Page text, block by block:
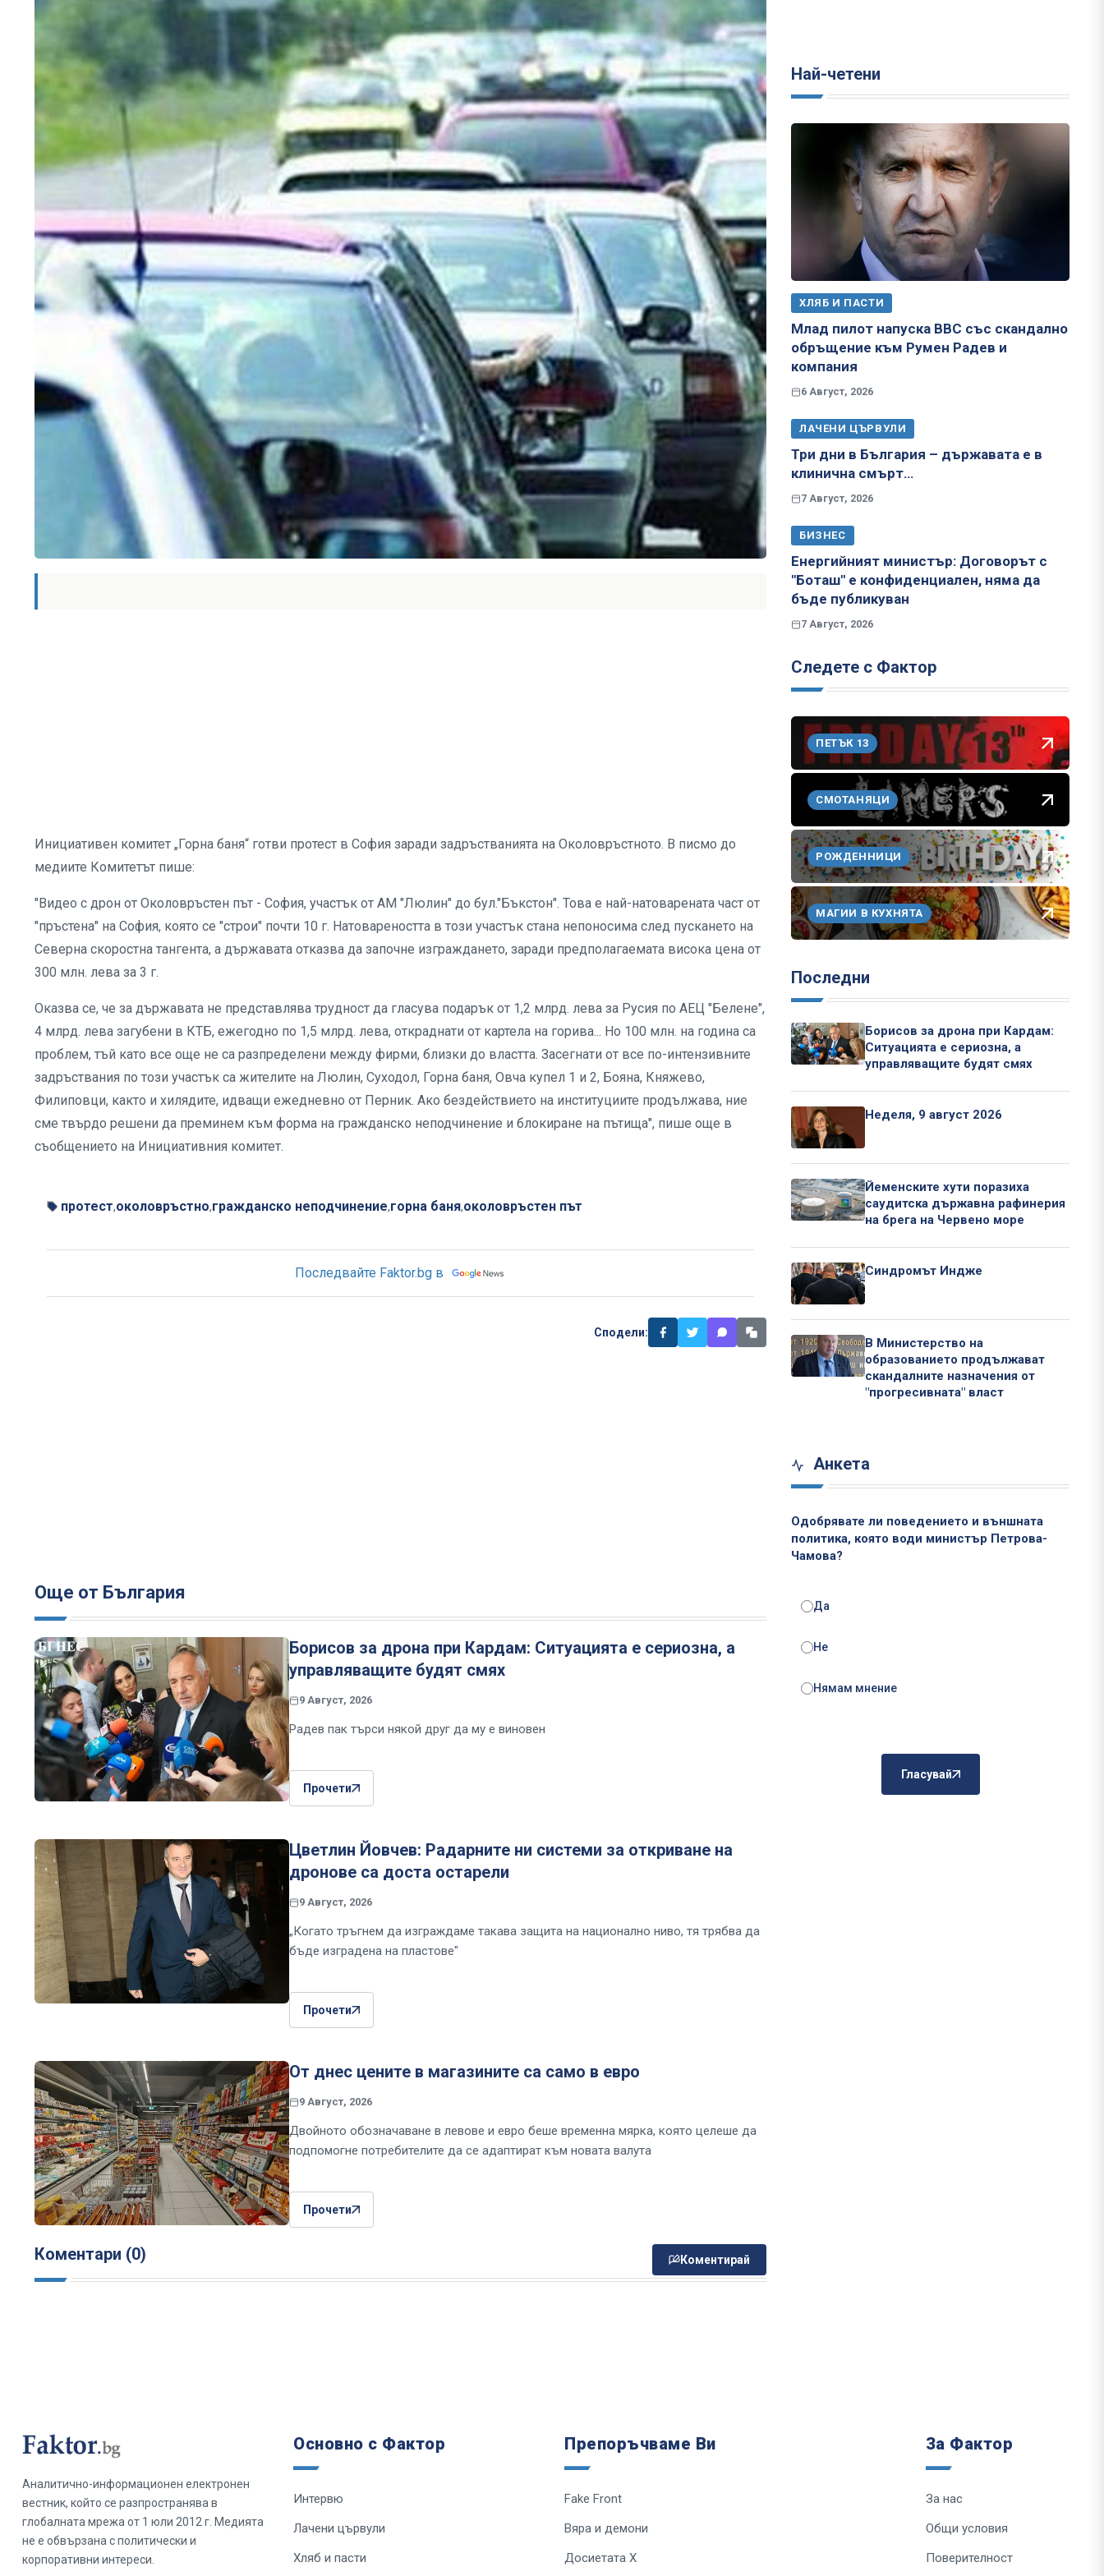
Инициативен комитет „Горна баня“ готви протест в София заради задръстванията на Околовръстното. В писмо до
медиите Комитетът пише:
"Видео с дрон от Околовръстен път - София, участък от АМ "Люлин" до бул."Бъкстон". Това е най-натоварената част от
"пръстена" на София, която се "строи" почти 10 г. Натовареността в този участък стана непоносима след пускането на
Северна скоростна тангента, а държавата отказва да започне изграждането, заради предполагаемата висока цена от
300 млн. лева за 3 г.
Оказва се, че за държавата не представлява трудност да гласува подарък от 1,2 млрд. лева за Русия по АЕЦ "Белене",
4 млрд. лева загубени в КТБ, ежегодно по 1,5 млрд. лева, откраднати от картела на горива... Но 100 млн. на година са
проблем, тъй като все още не са разпределени между фирми, близки до властта. Засегнати от все по-интензивните
задръствания по този участък са жителите на Люлин, Суходол, Горна баня, Овча купел 1 и 2, Бояна, Княжево,
Филиповци, както и хилядите, идващи ежедневно от Перник. Ако бездействието на институциите продължава, ние
сме твърдо решени да преминем към форма на гражданско неподчинение и блокиране на пътища", пише още в
съобщението на Инициативния комитет.
протест,околовръстно,гражданско неподчинение,горна баня,околовръстен път
Последвайте Faktor.bg в
Сподели:
Още от България
Борисов за дрона при Кардам: Ситуацията е сериозна, а
управляващите будят смях
9 Август, 2026
Радев пак търси някой друг да му е виновен
Прочети
Цветлин Йовчев: Радарните ни системи за откриване на
дронове са доста остарели
9 Август, 2026
„Когато тръгнем да изграждаме такава защита на национално ниво, тя трябва да
бъде изградена на пластове"
Прочети
От днес цените в магазините са само в евро
9 Август, 2026
Двойното обозначаване в левове и евро беше временна мярка, която целеше да
подпомогне потребителите да се адаптират към новата валута
Прочети
Коментари (0) Коментирай
Най-четени
ХЛЯБ И ПАСТИ
Млад пилот напуска ВВС със скандално
обръщение към Румен Радев и
компания
6 Август, 2026
ЛАЧЕНИ ЦЪРВУЛИ
Три дни в България – държавата е в
клинична смърт…
7 Август, 2026
БИЗНЕС
Енергийният министър: Договорът с
"Боташ" е конфиденциален, няма да
бъде публикуван
7 Август, 2026
Следете с Фактор
ПЕТЪК 13
СМОТАНЯЦИ
РОЖДЕННИЦИ
МАГИИ В КУХНЯТА
Последни
Борисов за дрона при Кардам:
Ситуацията е сериозна, а
управляващите будят смях
Неделя, 9 август 2026
Йеменските хути поразиха
саудитска държавна рафинерия
на брега на Червено море
Синдромът Индже
В Министерство на
образованието продължават
скандалните назначения от
"прогресивната" власт
Анкета
Одобрявате ли поведението и външната
политика, която води министър Петрова-
Чамова?
Да
Не
Нямам мнение
Гласувай
Аналитично-информационен електронен
вестник, който се разпространява в
глобалната мрежа от 1 юли 2012 г. Медията
не е обвързана с политически и
корпоративни интереси.
Основно с Фактор
Интервю
Лачени цървули
Хляб и пасти
Препоръчваме Ви
Fake Front
Вяра и демони
Досиетата Х
За Фактор
За нас
Общи условия
Поверителност